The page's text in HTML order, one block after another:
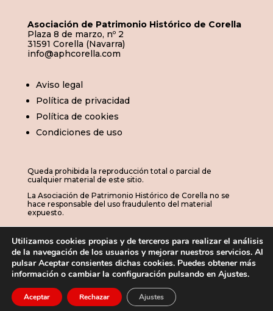
Asociación de Patrimonio Histórico de Corella
Plaza 8 de marzo, nº 2
31591 Corella (Navarra)
info@aphcorella.com
Aviso legal
Política de privacidad
Política de cookies
Condiciones de uso
Queda prohibida la reproducción total o parcial de
cualquier material de este sitio.
La Asociación de Patrimonio Histórico de Corella no se
hace responsable del uso fraudulento del material
expuesto.
© 2026 | APHC · Asociación de Patrimonio
Histórico de Corella

Utilizamos cookies propias y de terceros para realizar el análisis
de la navegación de los usuarios y mejorar nuestros servicios. Al
pulsar Aceptar consientes dichas cookies. Puedes obtener más
información o cambiar la configuración pulsando en Ajustes.
Aceptar Rechazar Ajustes